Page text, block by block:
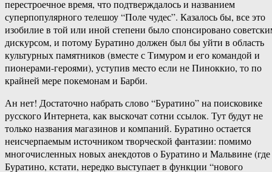
перестроечное время, что подтверждалось и названием
суперпопулярного телешоу “Поле чудес”. Казалось бы, все это
изобилие в той или иной степени было спонсировано
дискурсом, и потому Буратино должен был бы уйти в область
культурных памятников (вместе с Тимуром и его командой и
пионерами-героями), уступив место если не Пиноккио, то по
крайней мере покемонам и Барби.
Ан нет! Достаточно набрать слово “Буратино” на поисковике
русского Интернета, как выскочат сотни ссылок. Тут будут не
только названия магазинов и компаний. Буратино остается
неисчерпаемым источником творческой фантазии: помимо
многочисленных новых анекдотов о Буратино и Мальвине (где
Буратино, кстати, нередко выступает в функции “нового